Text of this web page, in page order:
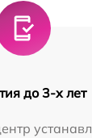
до 3-х лет